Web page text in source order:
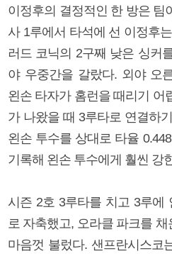
이정후의 결정적인 한 방은 팀
사 1루에서 타석에 선 이정후
러드 코닉의 2구째 낮은 싱커
야 우중간을 갈랐다. 외야 오
왼손 타자가 홈런을 때리기 어
가 나왔을 때 3루타로 연결하
왼손 투수를 상대로 타율
기록해 왼손 투수에게 훨씬 강
시즌 2호 3루타를 치고 3루에
로 자축했고, 오라클 파크를
마음껏 불렀다. 샌프란시스코